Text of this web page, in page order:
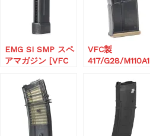
EMG SI SMP スペ
アマガジン [VFC
VFC製
417/G28/M110A1